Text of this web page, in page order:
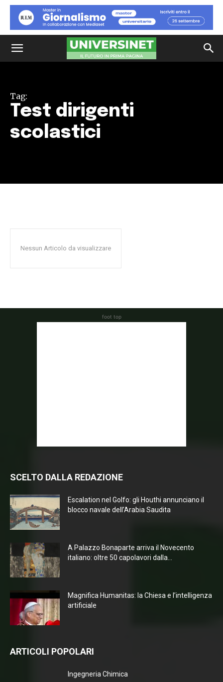
Tag:
Test dirigenti
scolastici
Nessun Articolo da visualizzare
foot top
SCELTO DALLA REDAZIONE
Escalation nel Golfo: gli Houthi annunciano il
blocco navale dell’Arabia Saudita
A Palazzo Bonaparte arriva il Novecento
italiano: oltre 50 capolavori dalla...
Magnifica Humanitas: la Chiesa e l’intelligenza
artificiale
ARTICOLI POPOLARI
Ingegneria Chimica